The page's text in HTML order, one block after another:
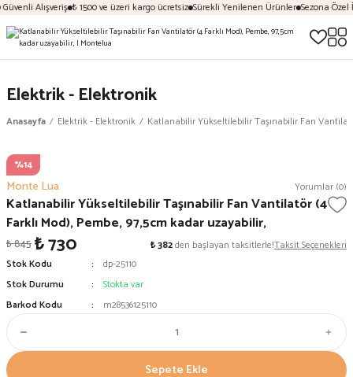
Alışveriş ₺ 1500 ve üzeri kargo ücretsiz Sürekli Yenilenen Ürünler Sezona Özel
Elektrik - Elektronik
Anasayfa Elektrik - Elektronik Katlanabilir Yükseltilebilir Taşınabilir Fan
%14
Monte Lua Yorumlar (0)
Katlanabilir Yükseltilebilir Taşınabilir Fan Vantilatör (4
Farklı Mod), Pembe, 97,5cm kadar uzayabilir,
₺ 845₺ 730 ₺ 382den başlayan taksitlerle!Taksit Seçenekleri
Stok Kodu
dp-25110
Stok Durumu
Stokta var
Barkod Kodu
m28536125110
Sepete Ekle